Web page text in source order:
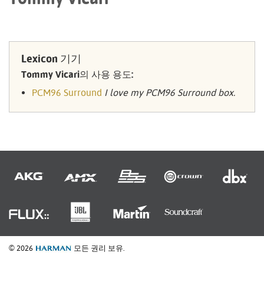
Lexicon 기기
Tommy Vicari의 사용 용도:
PCM96 Surround I love my PCM96 Surround box.
© 2026 모든 권리 보유.